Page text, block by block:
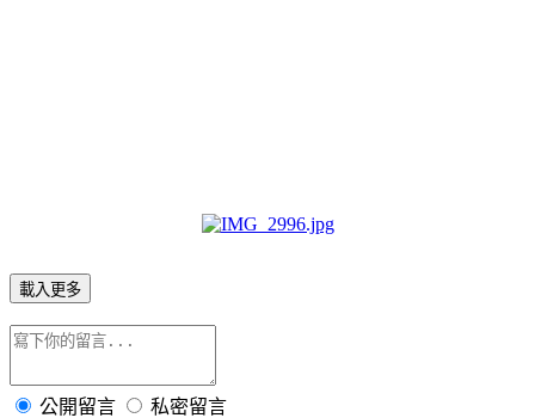
載入更多
公開留言 私密留言